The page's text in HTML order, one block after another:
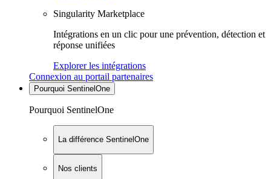
Singularity Marketplace
Intégrations en un clic pour une prévention, détection et
réponse unifiées
Explorer les intégrations
Connexion au portail partenaires
Pourquoi SentinelOne
Pourquoi SentinelOne
La différence SentinelOne
Nos clients